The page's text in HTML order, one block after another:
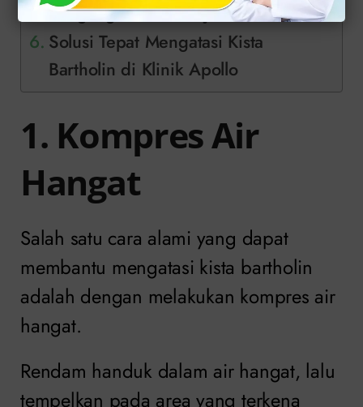
Pengangkatan Kelenjar Bartholin
Solusi Tepat Mengatasi Kista
Bartholin di Klinik Apollo
1. Kompres Air
Hangat
Salah satu cara alami yang dapat
membantu mengatasi kista bartholin
adalah dengan melakukan kompres air
hangat.
Rendam handuk dalam air hangat, lalu
tempelkan pada area yang terkena